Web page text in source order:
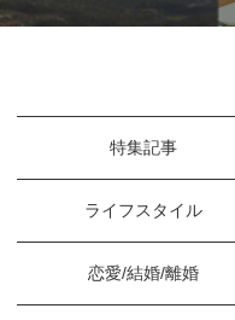
特集記事
ライフスタイル
恋愛/結婚/離婚